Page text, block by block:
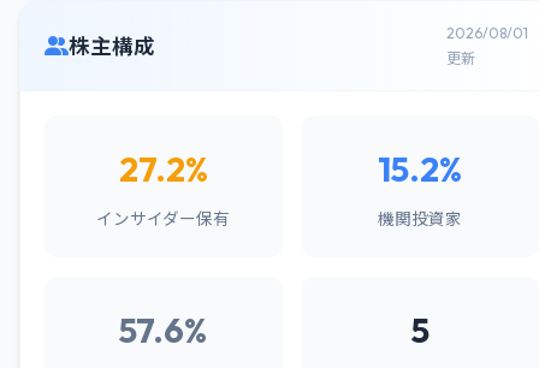
株主構成
2026/08/01
更新
27.2%
インサイダー保有
15.2%
機関投資家
57.6% 5